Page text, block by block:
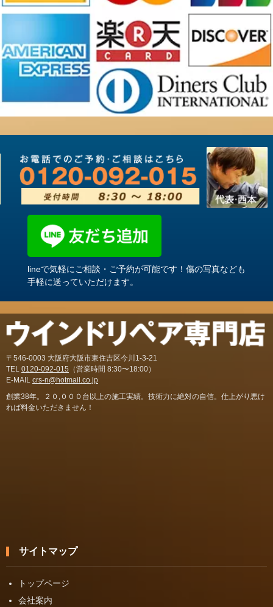
lineで気軽にご相談・ご予約が可能です！傷の写真なども
手軽に送っていただけます。
〒546-0003 大阪府大阪市東住吉区今川1-3-21
TEL 0120-092-015 （営業時間 8:30〜18:00）
E-MAIL crs-n@hotmail.co.jp
創業38年。２０,０００台以上の施工実績。技術力に絶対の自信。仕上がり悪け
れば料金いただきません！
サイトマップ
トップページ
会社案内